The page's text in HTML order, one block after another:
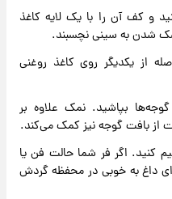
و کف آن را با یک لایه کاغذ
شدن به سینی نچسبند.
از یکدیگر روی کاغذ روغنی
بپاشید. نمک علاوه بر
از بافت گوجه نیز کمک می‌کند.
کنید. اگر فر شما حالت فن یا
داغ به خوبی در محفظه گردش